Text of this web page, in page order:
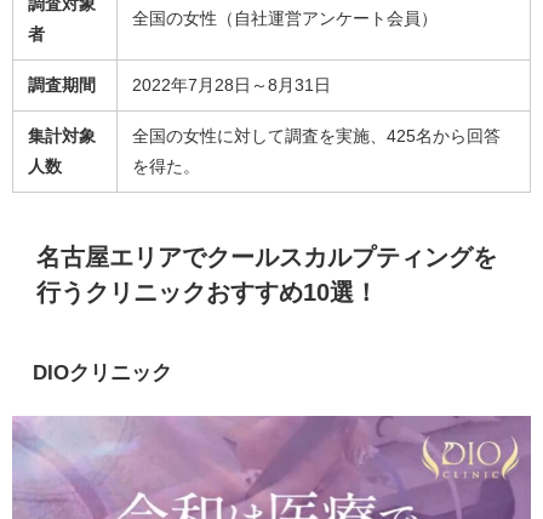
者
全国の女性（自社運営アンケート会員）
調査期間 2022年7月28日～8月31日
集計対象
人数
全国の女性に対して調査を実施、425名から回答
を得た。
名古屋エリアでクールスカルプティングを
行うクリニックおすすめ10選！
DIOクリニック